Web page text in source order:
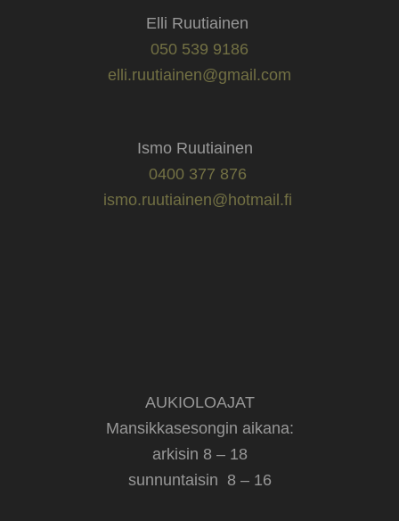
Elli Ruutiainen
050 539 9186
elli.ruutiainen@gmail.com
Ismo Ruutiainen
0400 377 876
ismo.ruutiainen@hotmail.fi
AUKIOLOAJAT
Mansikkasesongin aikana:
arkisin 8 – 18
sunnuntaisin 8 – 16